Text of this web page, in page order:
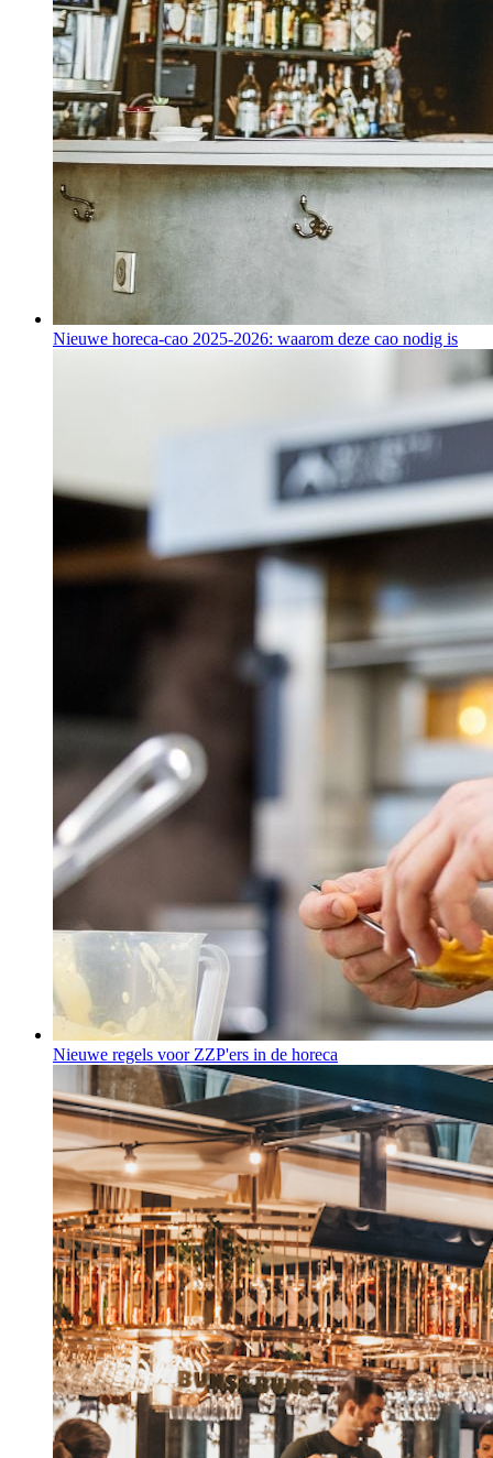
Nieuwe horeca-cao 2025-2026: waarom deze cao nodig is
Nieuwe regels voor ZZP'ers in de horeca